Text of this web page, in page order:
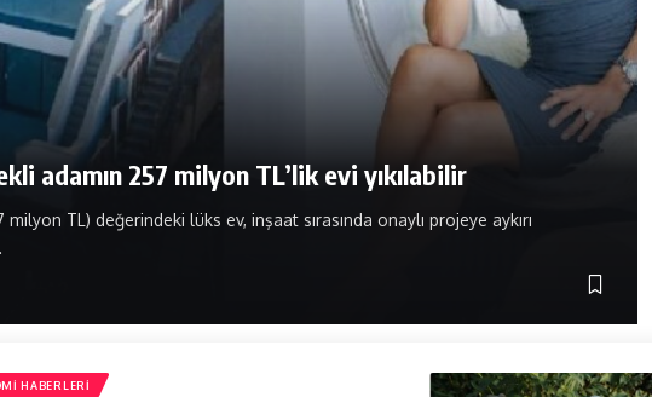
krom madeni kapasite artışına ‘ÇED Olumlu’
bulunuyor
Burdur’un Tefenni ilçesinde Alser Madencilik’in krom maden ocağı
HABERLERI